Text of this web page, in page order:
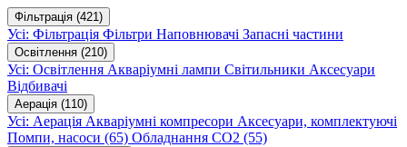
Фільтрація (421)
Усі: Фільтрація Фільтри Наповнювачі Запасні частини
Освітлення (210)
Усі: Освітлення Акваріумні лампи Світильники Аксесуари
Відбивачі
Аерація (110)
Усі: Аерація Акваріумні компресори Аксесуари, комплектуючі
Помпи, насоси (65) Обладнання CO2 (55)